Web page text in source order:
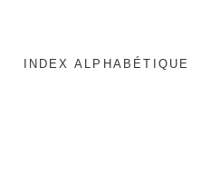
INDEX ALPHABÉTIQUE